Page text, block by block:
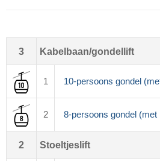
3 Kabelbaan/gondellift
1 10-persoons gondel
2 8-persoons gondel (met
2 Stoeltjeslift